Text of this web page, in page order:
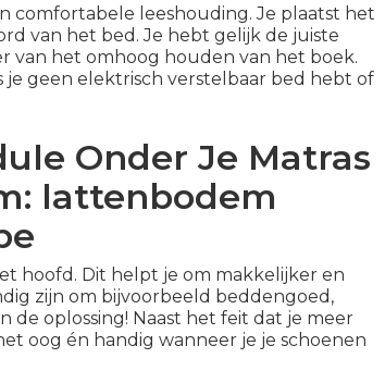
comfortabele leeshouding. Je plaatst het
van het bed. Je hebt gelijk de juiste
van het omhoog houden van het boek.
geen elektrisch verstelbaar bed hebt of
Onder Je Matras
lattenbodem
hoofd. Dit helpt je om makkelijker en
zijn om bijvoorbeeld beddengoed,
de oplossing! Naast het feit dat je meer
oog én handig wanneer je je schoenen